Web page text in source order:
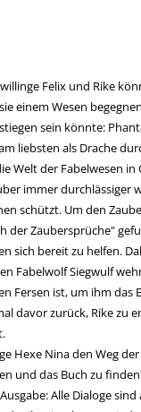
Felix und Rike
einem Wesen
sein könnte:
liebsten als Drache
Welt der Fabelwesen in
immer durchlässiger
schützt. Um den
der Zaubersprüche"
sich bereit zu helfen.
Fabelwolf Siegwulf
Fersen ist, um ihm das
davor zurück, Rike zu
Hexe Nina den Weg
und das Buch zu
Alle Dialoge sind